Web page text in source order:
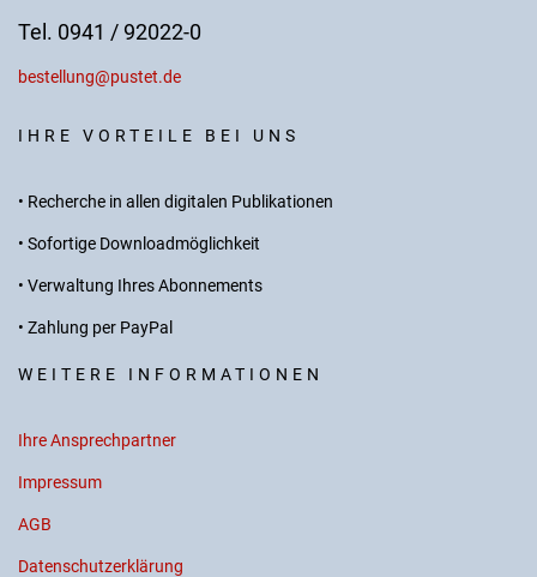
Tel. 0941 / 92022-0
bestellung@pustet.de
IHRE VORTEILE BEI UNS
• Recherche in allen digitalen Publikationen
• Sofortige Downloadmöglichkeit
• Verwaltung Ihres Abonnements
• Zahlung per PayPal
WEITERE INFORMATIONEN
Ihre Ansprechpartner
Impressum
AGB
Datenschutzerklärung